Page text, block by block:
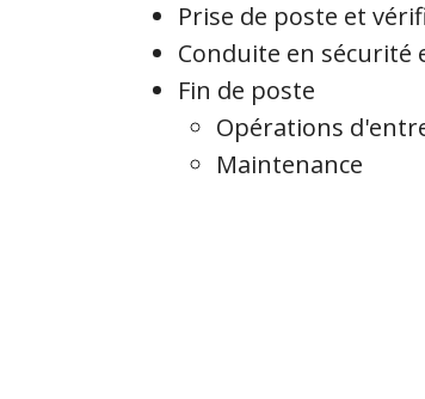
Prise de poste et
Conduite en
Fin de poste
Opérations
Maintenance